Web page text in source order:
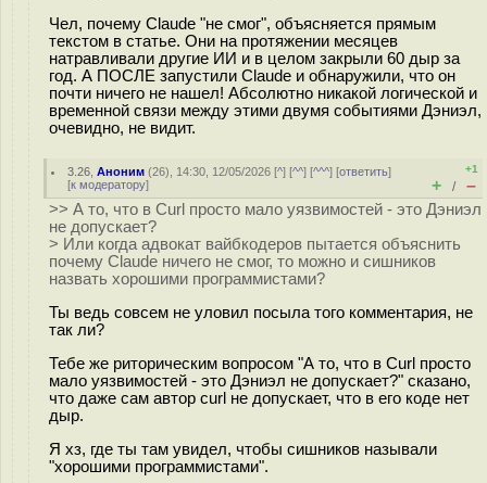
Чел, почему Claude "не смог", объясняется прямым
текстом в статье. Они на протяжении месяцев
натравливали другие ИИ и в целом закрыли 60 дыр за
год. А ПОСЛЕ запустили Claude и обнаружили, что он
почти ничего не нашел! Абсолютно никакой логической и
временной связи между этими двумя событиями Дэниэл,
очевидно, не видит.
3.26 ,Аноним (26), 14:30, 12/05/2026 [^] [^^] [^^^] [ответить]
[к модератору]
+1
+ / –
>> А то, что в Curl просто мало уязвимостей - это Дэниэл
не допускает?
> Или когда адвокат вайбкодеров пытается объяснить
почему Claude ничего не смог, то можно и сишников
назвать хорошими программистами?
Ты ведь совсем не уловил посыла того комментария, не
так ли?
Тебе же риторическим вопросом "А то, что в Curl просто
мало уязвимостей - это Дэниэл не допускает?" сказано,
что даже сам автор curl не допускает, что в его коде нет
дыр.
Я хз, где ты там увидел, чтобы сишников называли
"хорошими программистами".